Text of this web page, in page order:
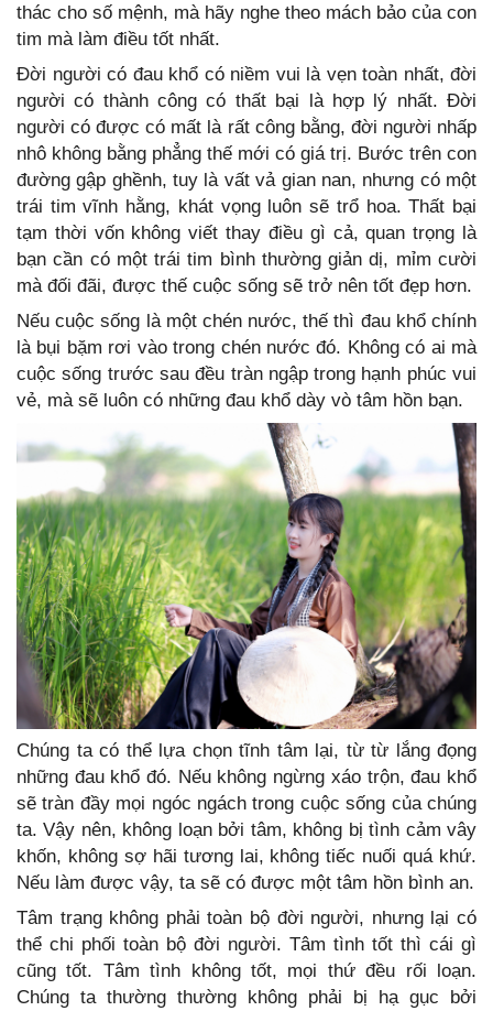
thác cho số mệnh, mà hãy nghe theo mách bảo của con
tim mà làm điều tốt nhất.
Đời người có đau khổ có niềm vui là vẹn toàn nhất, đời
người có thành công có thất bại là hợp lý nhất. Đời
người có được có mất là rất công bằng, đời người nhấp
nhô không bằng phẳng thế mới có giá trị. Bước trên con
đường gập ghềnh, tuy là vất vả gian nan, nhưng có một
trái tim vĩnh hằng, khát vọng luôn sẽ trổ hoa. Thất bại
tạm thời vốn không viết thay điều gì cả, quan trọng là
bạn cần có một trái tim bình thường giản dị, mỉm cười
mà đối đãi, được thế cuộc sống sẽ trở nên tốt đẹp hơn.
Nếu cuộc sống là một chén nước, thế thì đau khổ chính
là bụi bặm rơi vào trong chén nước đó. Không có ai mà
cuộc sống trước sau đều tràn ngập trong hạnh phúc vui
vẻ, mà sẽ luôn có những đau khổ dày vò tâm hồn bạn.
Chúng ta có thể lựa chọn tĩnh tâm lại, từ từ lắng đọng
những đau khổ đó. Nếu không ngừng xáo trộn, đau khổ
sẽ tràn đầy mọi ngóc ngách trong cuộc sống của chúng
ta. Vậy nên, không loạn bởi tâm, không bị tình cảm vây
khốn, không sợ hãi tương lai, không tiếc nuối quá khứ.
Nếu làm được vậy, ta sẽ có được một tâm hồn bình an.
Tâm trạng không phải toàn bộ đời người, nhưng lại có
thể chi phối toàn bộ đời người. Tâm tình tốt thì cái gì
cũng tốt. Tâm tình không tốt, mọi thứ đều rối loạn.
Chúng ta thường thường không phải bị hạ gục bởi